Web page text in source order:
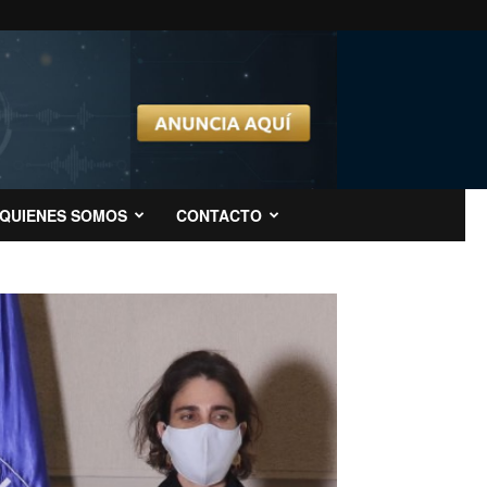
QUIENES SOMOS CONTACTO